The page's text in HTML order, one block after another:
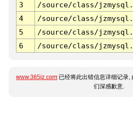
3 /source/class/
4
/source/class/
5
/source/class/
6
/source/class/
www.365jz.com 已经将此出错信息详细记录,
们深感歉意.